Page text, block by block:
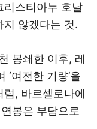
리스티아누 호날
지 않겠다는 것.
봉쇄한 이후, 레
여전한 기량’을
, 바르셀로나에
봉은 부담으로